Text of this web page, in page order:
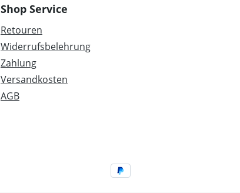
Shop Service
Retouren
Widerrufsbelehrung
Zahlung
Versandkosten
AGB